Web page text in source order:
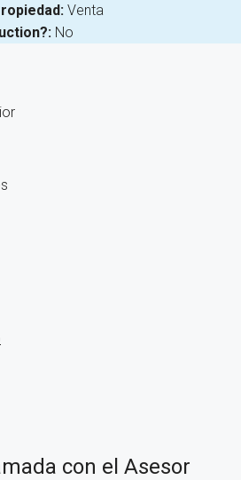
Venta
No
con el Asesor